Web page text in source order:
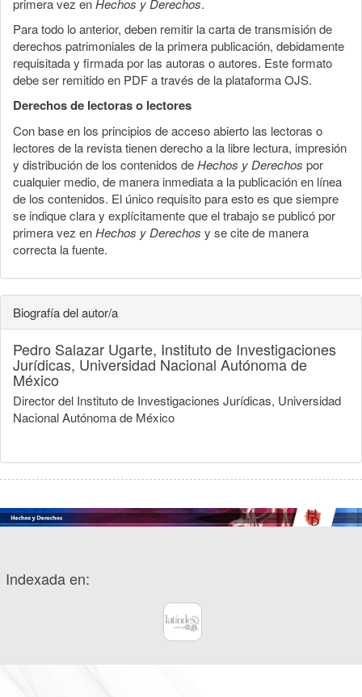
primera vez enHechos y Derechos.
Para todo lo anterior, deben remitir la carta de transmisión de
derechos patrimoniales de la primera publicación, debidamente
requisitada y firmada por las autoras o autores. Este formato
debe ser remitido en PDF a través de la plataforma OJS.
Derechos de lectoras o lectores
Con base en los principios de acceso abierto las lectoras o
lectores de la revista tienen derecho a la libre lectura, impresión
y distribución de los contenidos deHechos y Derechos por
cualquier medio, de manera inmediata a la publicación en línea
de los contenidos. El único requisito para esto es que siempre
se indique clara y explícitamente que el trabajo se publicó por
primera vez enHechos y Derechos y se cite de manera
correcta la fuente.
Biografía del autor/a
Pedro Salazar Ugarte, Instituto de Investigaciones
Jurídicas, Universidad Nacional Autónoma de
México
Director del Instituto de Investigaciones Jurídicas, Universidad
Nacional Autónoma de México
Indexada en: